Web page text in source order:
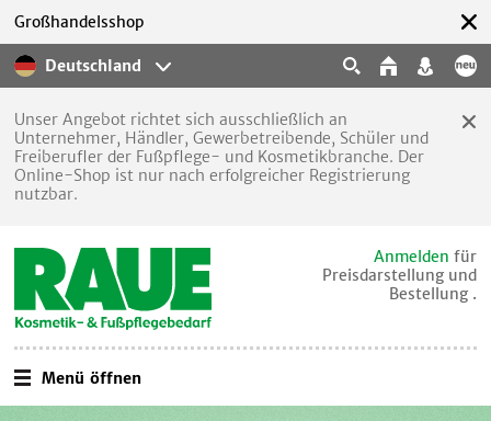
Deutschland
Großhandelsshop
Unser Angebot richtet sich ausschließlich an
Unternehmer, Händler, Gewerbetreibende, Schüler und
Freiberufler der Fußpflege- und Kosmetikbranche. Der
Online-Shop ist nur nach erfolgreicher Registrierung
nutzbar.
Anmelden für
Preisdarstellung und
Bestellung .
Menü öffnen